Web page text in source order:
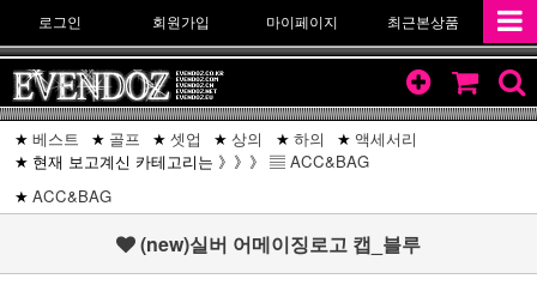
로그인 회원가입 마이페이지 최근본상품
베스트 골프 셋업 상의 하의
액세서리
현재 보고계신 카테고리는 》》》 ▤ ACC&BAG
ACC&BAG
(new)실버 어메이징로고 캡_블루